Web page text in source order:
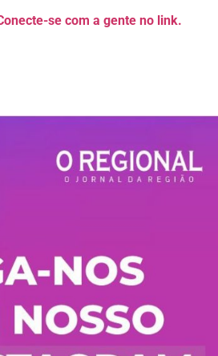
se com a gente no link.